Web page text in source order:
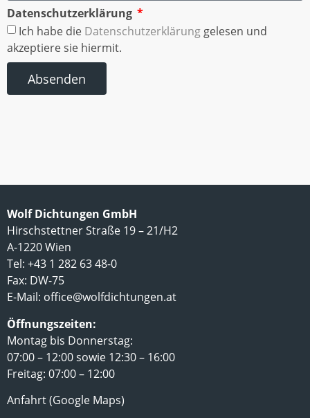
Datenschutzerklärung
Ich habe die Datenschutzerklärung gelesen und
akzeptiere sie hiermit.
Absenden
Wolf Dichtungen GmbH
Hirschstettner Straße 19 – 21/H2
A-1220 Wien
Tel: +43 1 282 63 48-0
Fax: DW-75
E-Mail: office@wolfdichtungen.at
Öffnungszeiten:
Montag bis Donnerstag:
07:00 – 12:00 sowie 12:30 – 16:00
Freitag: 07:00 – 12:00
Anfahrt (Google Maps)